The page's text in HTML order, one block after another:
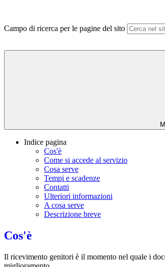
Campo di ricerca per le pagine del sito
Indice pagina
Cos'è
Come si accede al servizio
Cosa serve
Tempi e scadenze
Contatti
Ulteriori informazioni
A cosa serve
Descrizione breve
Cos'è
Il ricevimento genitori è il momento nel quale i